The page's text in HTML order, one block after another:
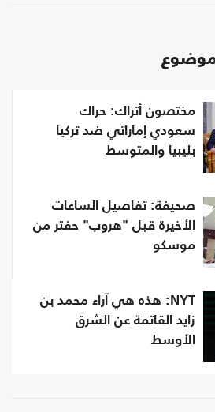
مختصون أتراك: حراك
سعودي إماراتي ضد تركيا
بليبيا والمتوسط
صحيفة: تفاصيل الساعات
الأخيرة قبل "هروب" حفتر من
موسكو
NYT: هذه هي آراء محمد بن
زايد القاتمة عن الشرق
الأوسط